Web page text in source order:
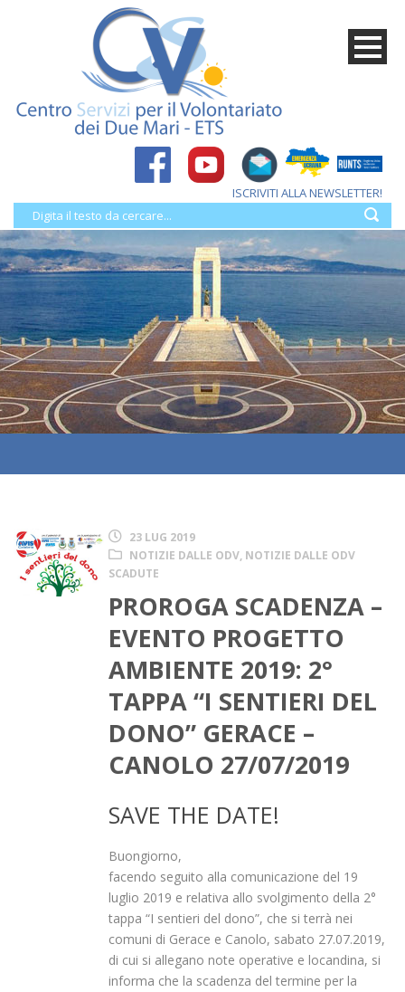
ISCRIVITI ALLA NEWSLETTER!
23 LUG 2019
NOTIZIE DALLE ODV, NOTIZIE DALLE ODV
SCADUTE
PROROGA SCADENZA –
EVENTO PROGETTO
AMBIENTE 2019: 2°
TAPPA “I SENTIERI DEL
DONO” GERACE –
CANOLO 27/07/2019
SAVE THE DATE!
Buongiorno,
facendo seguito alla comunicazione del 19
luglio 2019 e relativa allo svolgimento della 2°
tappa “I sentieri del dono”, che si terrà nei
comuni di Gerace e Canolo, sabato 27.07.2019,
di cui si allegano note operative e locandina, si
informa che la scadenza del termine per la